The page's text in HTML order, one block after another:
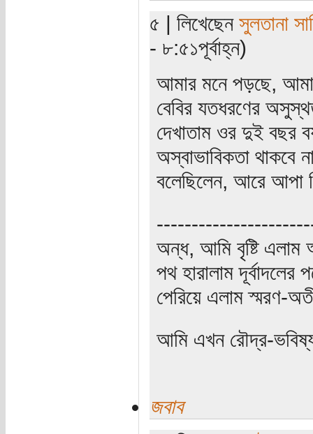
৫ | লিখেছেন সুলতানা
- ৮:৫১পূর্বাহ্ন)
আমার মনে পড়ছে,
বেবির যতধরণের
দেখাতাম ওর দুই বছর
অস্বাভাবিকতা
বলেছিলেন, আরে আপা
অন্ধ, আমি বৃষ্টি
পথ হারালাম দূর্বাদলের
পেরিয়ে এলাম স্মরণ-
আমি এখন রৌদ্র-
জবাব